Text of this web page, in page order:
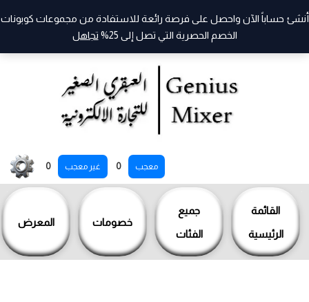
معجب 0 غير معجب 0
القائمة
الرئيسية
جميع
الفئات
خصومات المعرض
أنشئ حساباً الآن واحصل على فرصة رائعة للاستفادة من مجموعات كوبونات
الخصم الحصرية التي تصل إلى 25%
تجاهل
المحتوى